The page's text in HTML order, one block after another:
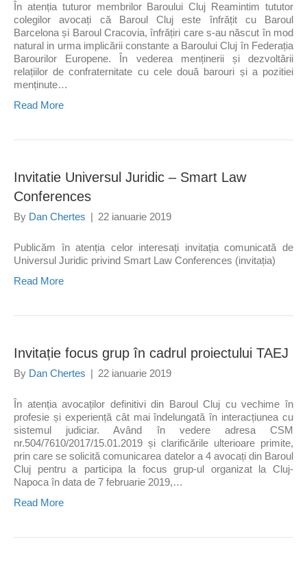
În atenția tuturor membrilor Baroului Cluj Reamintim tututor
colegilor avocați că Baroul Cluj este înfrățit cu Baroul
Barcelona și Baroul Cracovia, înfrățiri care s-au născut în mod
natural in urma implicării constante a Baroului Cluj în Federația
Barourilor Europene. În vederea menținerii și dezvoltării
relațiilor de confraternitate cu cele două barouri și a pozitiei
menținute…
Read More
Invitatie Universul Juridic – Smart Law
Conferences
By Dan Chertes | 22 ianuarie 2019
Publicăm în atenția celor interesați invitația comunicată de
Universul Juridic privind Smart Law Conferences (invitația)
Read More
Invitație focus grup în cadrul proiectului TAEJ
By Dan Chertes | 22 ianuarie 2019
În atenția avocaților definitivi din Baroul Cluj cu vechime în
profesie și experiență cât mai îndelungată în interacțiunea cu
sistemul judiciar. Având în vedere adresa CSM
nr.504/7610/2017/15.01.2019 și clarificările ulterioare primite,
prin care se solicită comunicarea datelor a 4 avocați din Baroul
Cluj pentru a participa la focus grup-ul organizat la Cluj-
Napoca în data de 7 februarie 2019,…
Read More